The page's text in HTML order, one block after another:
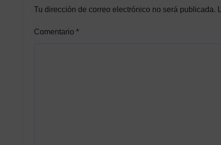
Tu dirección de correo electrónico no será publicada.
Comentario *